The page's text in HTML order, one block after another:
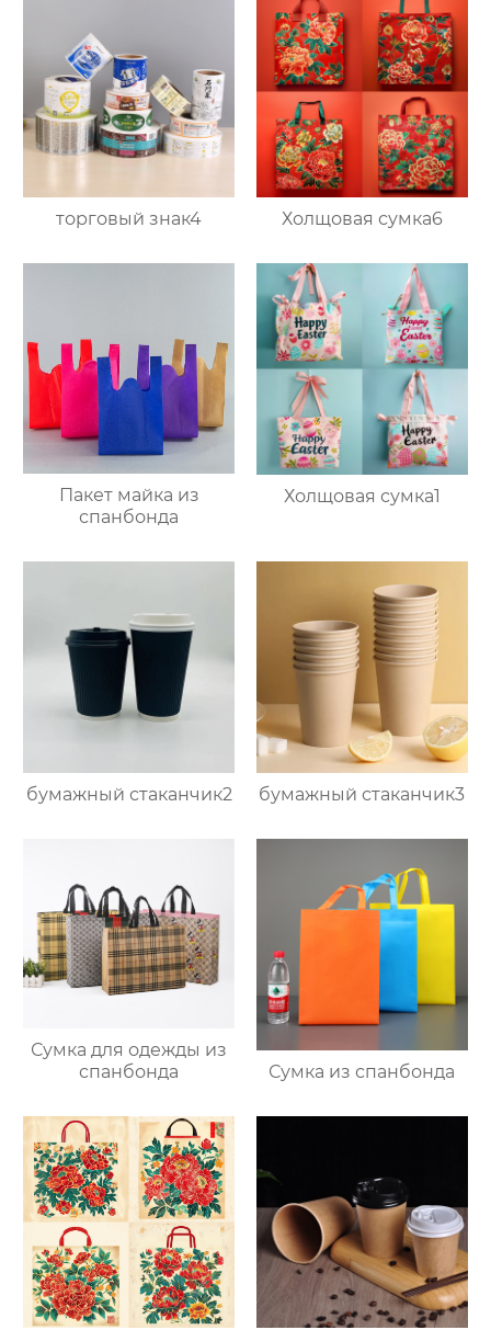
торговый знак4 Холщовая сумка6
Пакет майка из
спанбонда
Холщовая сумка1
бумажный стаканчик2 бумажный стаканчик3
Сумка для одежды из
спанбонда
Сумка из спанбонда